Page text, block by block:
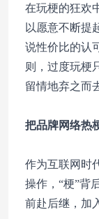
在玩梗的狂欢
以愿意不断提
说性价比的认
则，过度玩梗
留情地弃之而
把品牌网络热
作为互联网时
操作，“梗”背
前赴后继，加